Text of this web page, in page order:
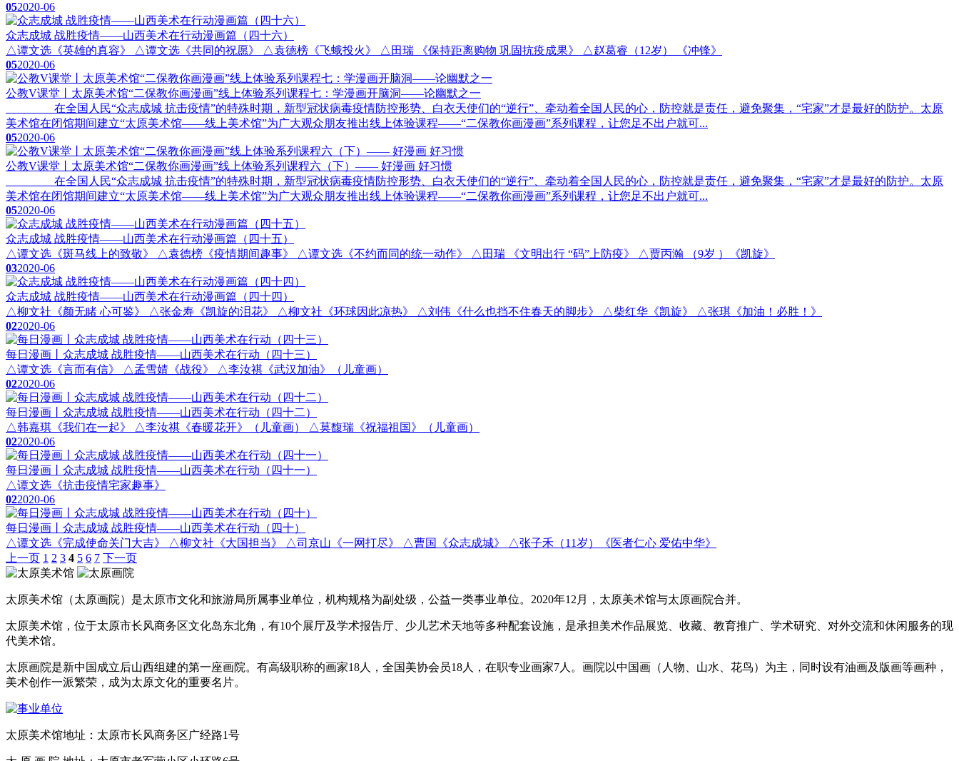
052020-06
众志成城 战胜疫情——山西美术在行动漫画篇（四十六）
△谭文选《英雄的真容》 △谭文选《共同的祝愿》 △袁德榜《飞蛾投火》 △田瑞 《保持距离购物 巩固抗疫成果》 △赵葛睿（12岁） 《冲锋》
052020-06
公教V课堂丨太原美术馆“二保教你画漫画”线上体验系列课程七：学漫画开脑洞——论幽默之一
在全国人民“众志成城 抗击疫情”的特殊时期，新型冠状病毒疫情防控形势、白衣天使们的“逆行”、牵动着全国人民的心，防控就是责任，避免聚集，“宅家”才是最好的防护。太原
美术馆在闭馆期间建立“太原美术馆——线上美术馆”为广大观众朋友推出线上体验课程——“二保教你画漫画”系列课程，让您足不出户就可...
052020-06
公教V课堂丨太原美术馆“二保教你画漫画”线上体验系列课程六（下）—— 好漫画 好习惯
在全国人民“众志成城 抗击疫情”的特殊时期，新型冠状病毒疫情防控形势、白衣天使们的“逆行”、牵动着全国人民的心，防控就是责任，避免聚集，“宅家”才是最好的防护。太原
美术馆在闭馆期间建立“太原美术馆——线上美术馆”为广大观众朋友推出线上体验课程——“二保教你画漫画”系列课程，让您足不出户就可...
052020-06
众志成城 战胜疫情——山西美术在行动漫画篇（四十五）
△谭文选《斑马线上的致敬》 △袁德榜《疫情期间趣事》 △谭文选《不约而同的统一动作》 △田瑞 《文明出行 “码”上防疫》 △贾丙瀚 （9岁 ）《凯旋》
032020-06
众志成城 战胜疫情——山西美术在行动漫画篇（四十四）
△柳文社《颜无睹 心可鉴》 △张金寿《凯旋的泪花》 △柳文社《环球因此凉热》 △刘伟《什么也挡不住春天的脚步》 △柴红华《凯旋》 △张琪《加油！必胜！》
022020-06
每日漫画丨众志成城 战胜疫情——山西美术在行动（四十三）
△谭文选《言而有信》 △孟雪婧《战役》 △李汝祺《武汉加油》（儿童画）
022020-06
每日漫画丨众志成城 战胜疫情——山西美术在行动（四十二）
△韩嘉琪《我们在一起》 △李汝祺《春暖花开》（儿童画） △莫馥瑞《祝福祖国》（儿童画）
022020-06
每日漫画丨众志成城 战胜疫情——山西美术在行动（四十一）
△谭文选《抗击疫情宅家趣事》
022020-06
每日漫画丨众志成城 战胜疫情——山西美术在行动（四十）
△谭文选《完成使命关门大吉》 △柳文社《大国担当》 △司京山《一网打尽》 △曹国《众志成城》 △张子禾（11岁）《医者仁心 爱佑中华》
上一页 1 2 3 4 5 6 7 下一页
太原美术馆（太原画院）是太原市文化和旅游局所属事业单位，机构规格为副处级，公益一类事业单位。2020年12月，太原美术馆与太原画院合并。
太原美术馆，位于太原市长风商务区文化岛东北角，有10个展厅及学术报告厅、少儿艺术天地等多种配套设施，是承担美术作品展览、收藏、教育推广、学术研究、对外交流和休闲服务的现
代美术馆。
太原画院是新中国成立后山西组建的第一座画院。有高级职称的画家18人，全国美协会员18人，在职专业画家7人。画院以中国画（人物、山水、花鸟）为主，同时设有油画及版画等画种，
美术创作一派繁荣，成为太原文化的重要名片。
太原美术馆地址：太原市长风商务区广经路1号